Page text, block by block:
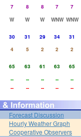
7 8 8 7 7
W W W WNW WNW
30 31 29 34 31
4 5 2 2 2
65 63 61 63 65
-- -- -- -- --
-- -- -- -- --
Forecast Discussion
Hourly Weather Graph
Cooperative Observers